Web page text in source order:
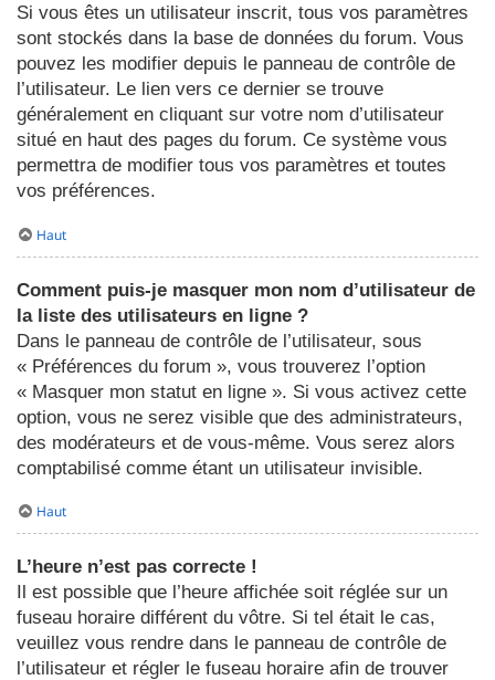
Si vous êtes un utilisateur inscrit, tous vos paramètres
sont stockés dans la base de données du forum. Vous
pouvez les modifier depuis le panneau de contrôle de
l’utilisateur. Le lien vers ce dernier se trouve
généralement en cliquant sur votre nom d’utilisateur
situé en haut des pages du forum. Ce système vous
permettra de modifier tous vos paramètres et toutes
vos préférences.
Haut
Comment puis-je masquer mon nom d’utilisateur de
la liste des utilisateurs en ligne ?
Dans le panneau de contrôle de l’utilisateur, sous
« Préférences du forum », vous trouverez l’option
« Masquer mon statut en ligne ». Si vous activez cette
option, vous ne serez visible que des administrateurs,
des modérateurs et de vous-même. Vous serez alors
comptabilisé comme étant un utilisateur invisible.
Haut
L’heure n’est pas correcte !
Il est possible que l’heure affichée soit réglée sur un
fuseau horaire différent du vôtre. Si tel était le cas,
veuillez vous rendre dans le panneau de contrôle de
l’utilisateur et régler le fuseau horaire afin de trouver